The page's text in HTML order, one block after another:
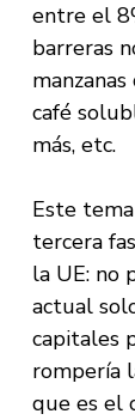
entre el
barreras
café
más, etc.
Este
tercera
la UE: no
actual
capitales
rompería
que es el